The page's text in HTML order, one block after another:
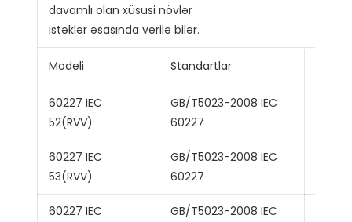
davamlı olan xüsusi növlər
istəklər əsasında verilə bilər.
Modeli Standartlar
60227 IEC
52(RVV)
GB/T5023-2008 IEC
60227
60227 IEC
53(RVV)
GB/T5023-2008 IEC
60227
60227 IEC
GB/T5023-2008 IEC